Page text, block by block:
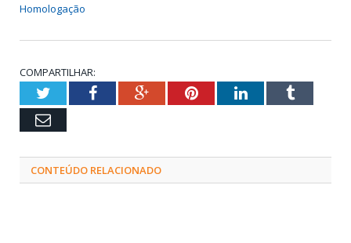
Homologação
COMPARTILHAR:
TwitterFacebookGoogle+PinterestLinkedInTumblr
Email
CONTEÚDO RELACIONADO